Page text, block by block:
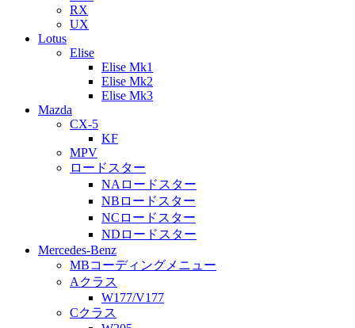
RX
UX
Lotus
Elise
Elise Mk1
Elise Mk2
Elise Mk3
Mazda
CX-5
KF
MPV
ロードスター
NAロードスター
NBロードスター
NCロードスター
NDロードスター
Mercedes-Benz
MBコーディングメニュー
Aクラス
W177/V177
Cクラス